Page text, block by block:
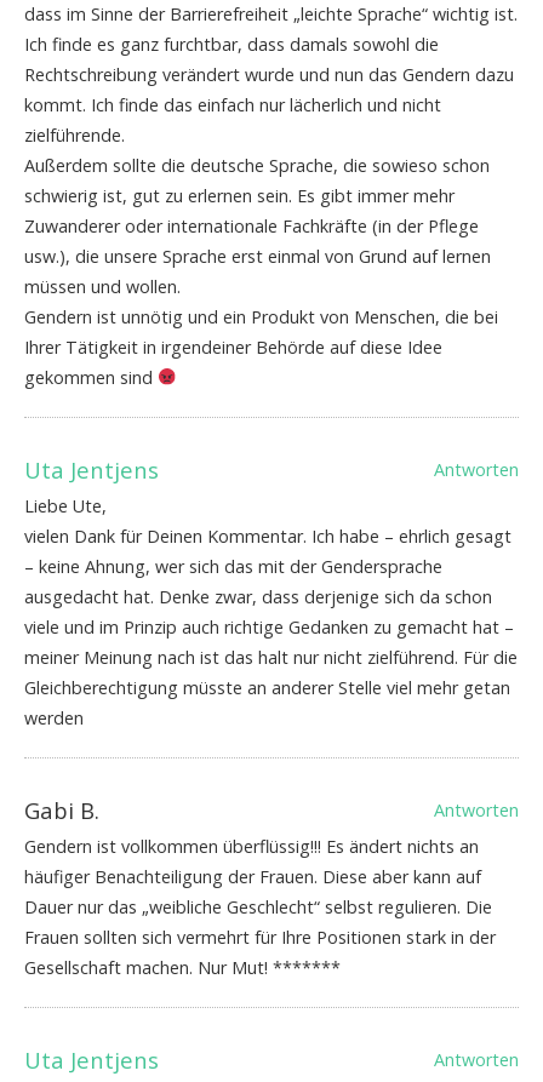
dass im Sinne der Barrierefreiheit „leichte Sprache“ wichtig ist.
Ich finde es ganz furchtbar, dass damals sowohl die
Rechtschreibung verändert wurde und nun das Gendern dazu
kommt. Ich finde das einfach nur lächerlich und nicht
zielführende.
Außerdem sollte die deutsche Sprache, die sowieso schon
schwierig ist, gut zu erlernen sein. Es gibt immer mehr
Zuwanderer oder internationale Fachkräfte (in der Pflege
usw.), die unsere Sprache erst einmal von Grund auf lernen
müssen und wollen.
Gendern ist unnötig und ein Produkt von Menschen, die bei
Ihrer Tätigkeit in irgendeiner Behörde auf diese Idee
gekommen sind
Uta Jentjens
Antworten
Liebe Ute,
vielen Dank für Deinen Kommentar. Ich habe – ehrlich gesagt
– keine Ahnung, wer sich das mit der Gendersprache
ausgedacht hat. Denke zwar, dass derjenige sich da schon
viele und im Prinzip auch richtige Gedanken zu gemacht hat –
meiner Meinung nach ist das halt nur nicht zielführend. Für die
Gleichberechtigung müsste an anderer Stelle viel mehr getan
werden
Gabi B.
Antworten
Gendern ist vollkommen überflüssig!!! Es ändert nichts an
häufiger Benachteiligung der Frauen. Diese aber kann auf
Dauer nur das „weibliche Geschlecht“ selbst regulieren. Die
Frauen sollten sich vermehrt für Ihre Positionen stark in der
Gesellschaft machen. Nur Mut! *******
Uta Jentjens
Antworten